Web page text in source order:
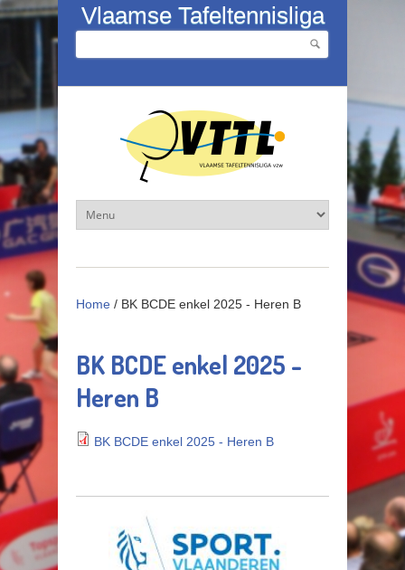
Overslaan en naar de inhoud gaan
Vlaamse Tafeltennisliga
Zoekveld
Home / BK BCDE enkel 2025 - Heren B
BK BCDE enkel 2025 -
Heren B
BK BCDE enkel 2025 - Heren B